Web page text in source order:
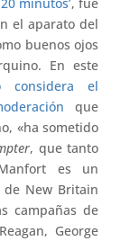
el aparato del
buenos ojos
En este
considera el
que
«ha sometido
, que tanto
es un
New Britain
campañas de
George